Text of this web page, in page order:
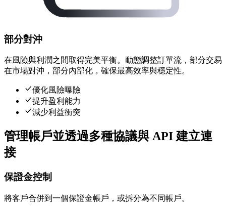
部分對沖
在風險與利潤之間取得完美平衡。動態調整訂單流，部分交易
在市場對沖，部分內部化，確保最高效率與穩定性。
優化風險曝險
提升盈利能力
減少利益衝突
管理帳戶並透過多種協議與 API 建立連
接
保證金控制
將客戶合併到一個保證金帳戶，或拆分為不同帳戶。